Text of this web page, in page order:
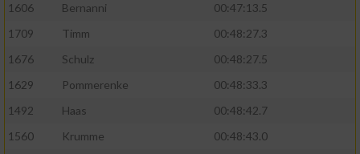
1606
Bernanni
00:47:13.5
1709
Timm
00:48:27.3
1676
Schulz
00:48:27.5
1629
Pommerenke
00:48:33.3
1492
Haas
00:48:42.7
1560
Krumme
00:48:43.0